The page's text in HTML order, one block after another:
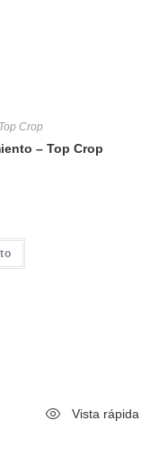
Top Crop
– Top Crop
Vista rápida